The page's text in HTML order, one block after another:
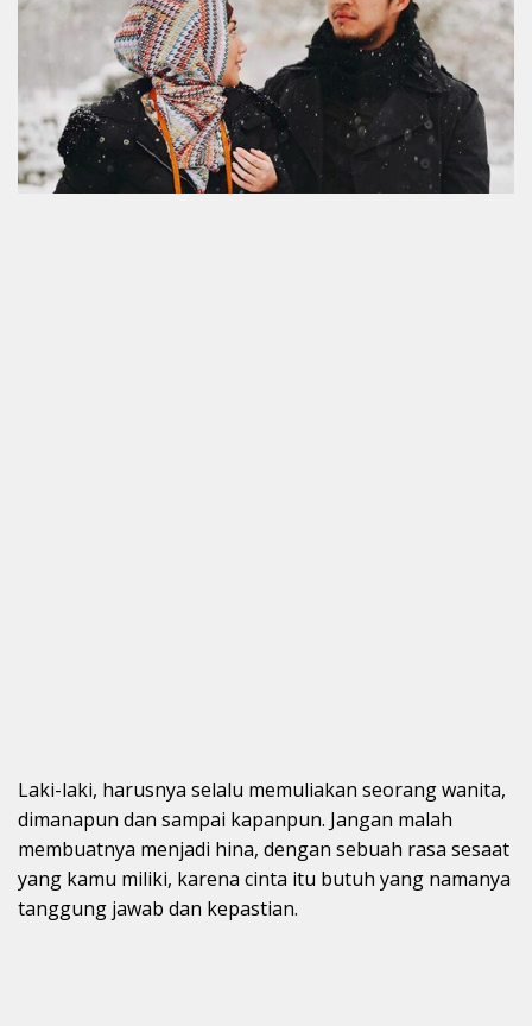
Laki-laki, harusnya selalu memuliakan seorang wanita,
dimanapun dan sampai kapanpun. Jangan malah
membuatnya menjadi hina, dengan sebuah rasa sesaat
yang kamu miliki, karena cinta itu butuh yang namanya
tanggung jawab dan kepastian.